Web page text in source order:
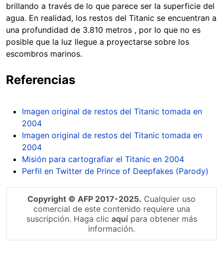
brillando a través de lo que parece ser la superficie del
agua. En realidad, los restos del Titanic se encuentran a
una profundidad de 3.810 metros , por lo que no es
posible que la luz llegue a proyectarse sobre los
escombros marinos.
Referencias
Imagen original de restos del Titanic tomada en
2004
Imagen original de restos del Titanic tomada en
2004
Misión para cartografiar el Titanic en 2004
Perfil en Twitter de Prince of Deepfakes (Parody)
Copyright © AFP 2017-2025. Cualquier uso
comercial de este contenido requiere una
suscripción. Haga clic aquípara obtener más
información.